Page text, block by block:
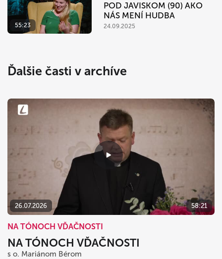
55:23
POD JAVISKOM (90) AKO
NÁS MENÍ HUDBA
24.09.2025
Ďalšie časti v archíve
26.07.2026 58:21
NA TÓNOCH VĎAČNOSTI
NA TÓNOCH VĎAČNOSTI
s o. Mariánom Bérom